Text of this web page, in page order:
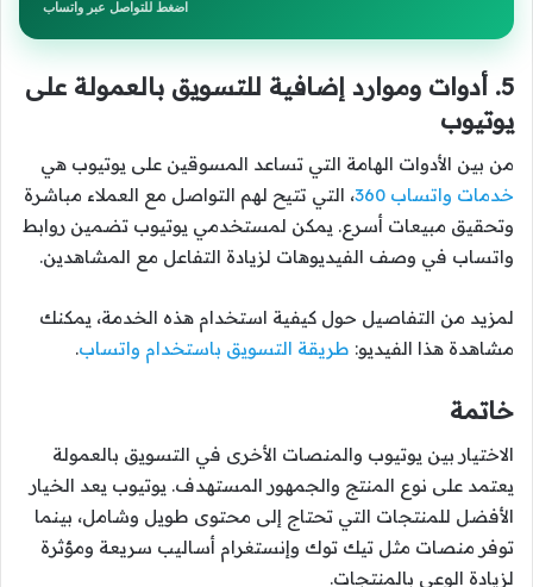
اضغط للتواصل عبر واتساب
5. أدوات وموارد إضافية للتسويق بالعمولة على
يوتيوب
من بين الأدوات الهامة التي تساعد المسوقين على يوتيوب هي
خدمات واتساب 360
، التي تتيح لهم التواصل مع العملاء مباشرة
وتحقيق مبيعات أسرع. يمكن لمستخدمي يوتيوب تضمين روابط
واتساب في وصف الفيديوهات لزيادة التفاعل مع المشاهدين.
لمزيد من التفاصيل حول كيفية استخدام هذه الخدمة، يمكنك
مشاهدة هذا الفيديو: طريقة التسويق باستخدام واتساب.
خاتمة
الاختيار بين يوتيوب والمنصات الأخرى في التسويق بالعمولة
يعتمد على نوع المنتج والجمهور المستهدف. يوتيوب يعد الخيار
الأفضل للمنتجات التي تحتاج إلى محتوى طويل وشامل، بينما
توفر منصات مثل تيك توك وإنستغرام أساليب سريعة ومؤثرة
لزيادة الوعي بالمنتجات.